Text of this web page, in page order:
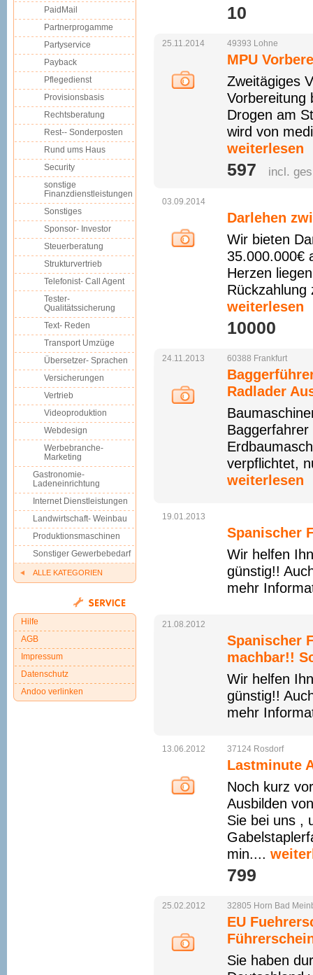
10 
25.11.2014 49393 Lohne
MPU
Zweitägiges
Vorbereitung
Drogen am
wird von
weiterlesen
597  incl.
03.09.2014
Darlehen
Wir bieten
35.000.000€
Herzen
weiterlesen
10000 
24.11.2013 60388 Frankfurt
Radlader
verpflichtet,
weiterlesen
19.01.2013
Spanischer
Wir helfen
günstig!!
mehr
21.08.2012
Spanischer
machbar!!
Wir helfen
günstig!!
mehr
13.06.2012 37124 Rosdorf
Lastminute
Noch kurz
Ausbilden
Sie bei uns ,
min....
799 
25.02.2012 32805 Horn Bad
EU
Sie haben
PaidMail
Partnerprogamme
Partyservice
Payback
Pflegedienst
Provisionsbasis
Rechtsberatung
Rest-- Sonderposten
Rund ums Haus
Security
sonstige
Finanzdienstleistungen
Sonstiges
Sponsor- Investor
Steuerberatung
Strukturvertrieb
Telefonist- Call Agent
Tester-
Qualitätssicherung
Text- Reden
Transport Umzüge
Übersetzer- Sprachen
Versicherungen
Vertrieb
Videoproduktion
Webdesign
Werbebranche-
Marketing
Gastronomie-
Ladeneinrichtung
Internet Dienstleistungen
Landwirtschaft- Weinbau
Produktionsmaschinen
Sonstiger Gewerbebedarf
ALLE KATEGORIEN
Hilfe
AGB
Impressum
Datenschutz
Andoo verlinken